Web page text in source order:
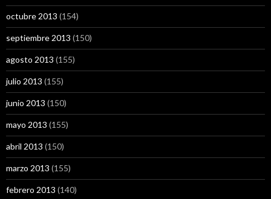
octubre 2013 (154)
septiembre 2013 (150)
agosto 2013 (155)
julio 2013 (155)
junio 2013 (150)
mayo 2013 (155)
abril 2013 (150)
marzo 2013 (155)
febrero 2013 (140)